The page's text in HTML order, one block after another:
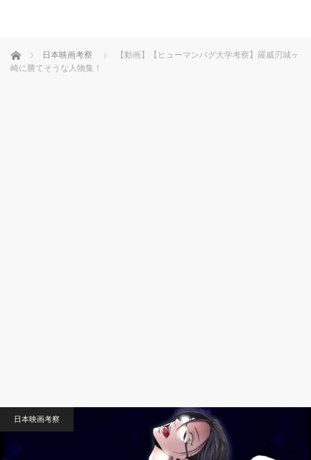
ホーム 日本映画考察
【動画】【ヒューマンバグ大学考察】羅威刃城ヶ
崎に勝てそうな人物集！
日本映画考察